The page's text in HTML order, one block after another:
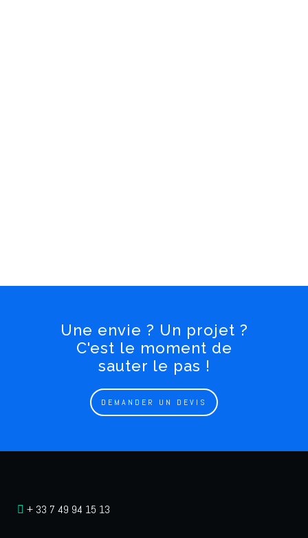
Une envie ? Un projet ?
C'est le moment de
sauter le pas !
DEMANDER UN DEVIS
+ 33 7 49 94 15 13